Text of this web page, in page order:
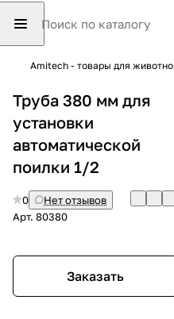
Amitech - товары для
Труба 380 мм для
установки
автоматической
поилки 1/2
0
Нет отзывов
Арт. 80380
Заказать